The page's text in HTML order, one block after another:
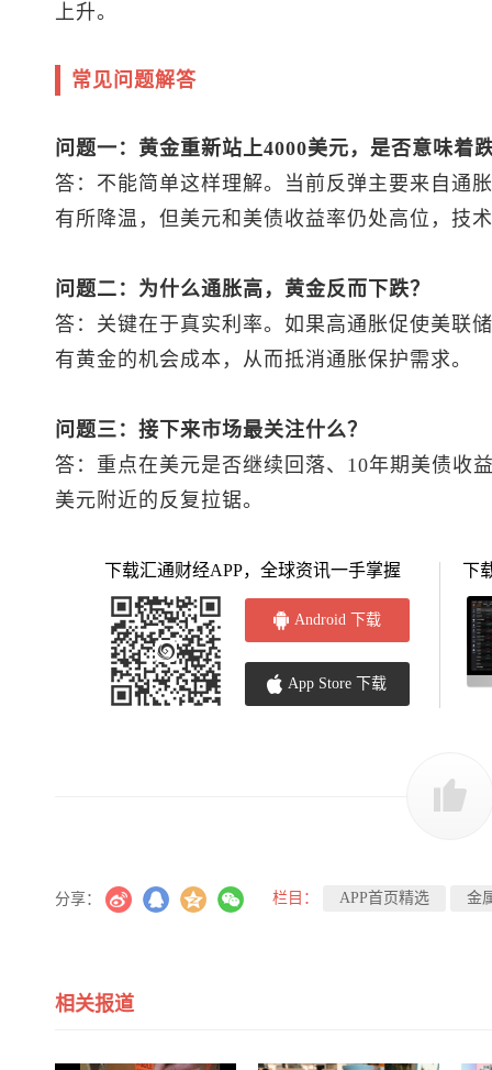
上升。
常见问题解答
问题一：黄金重新站上4000美元，是否意味着
答：不能简单这样理解。当前反弹主要来自通
有所降温，但美元和美债收益率仍处高位，技
问题二：为什么通胀高，黄金反而下跌？
答：关键在于真实利率。如果高通胀促使美联
有黄金的机会成本，从而抵消通胀保护需求。
问题三：接下来市场最关注什么？
答：重点在美元是否继续回落、10年期美债收
美元附近的反复拉锯。
下载汇通财经APP，全球资讯一手掌握
Android 下载
App Store 下载
下
分享： 栏目： APP首页精选 金
相关报道